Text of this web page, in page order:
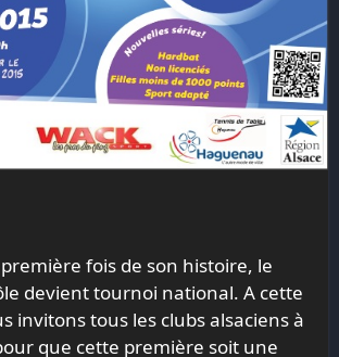
fois de son histoire, le
devient tournoi national. A cette
invitons tous les clubs alsaciens à
que cette première soit une